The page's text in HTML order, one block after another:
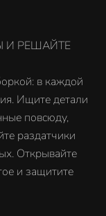
И РЕШАЙТЕ
в каждой
Ищите детали
повсюду,
раздатчики
Открывайте
и защитите